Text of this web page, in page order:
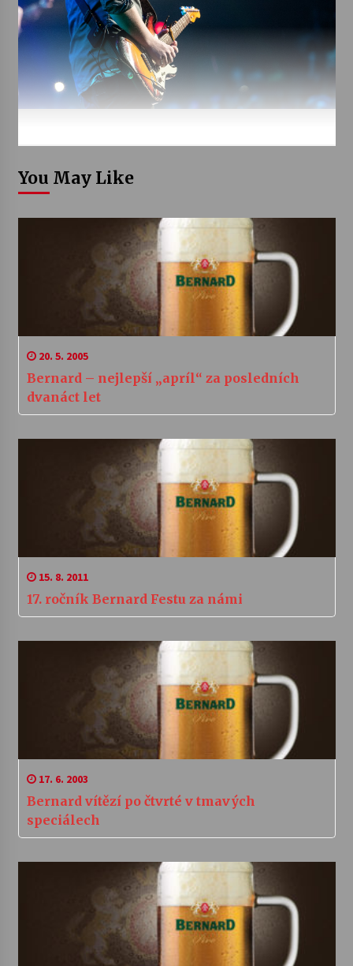
You May Like
20. 5. 2005
Bernard – nejlepší „apríl“ za posledních
dvanáct let
15. 8. 2011
17. ročník Bernard Festu za námi
17. 6. 2003
Bernard vítězí po čtvrté v tmavých
speciálech